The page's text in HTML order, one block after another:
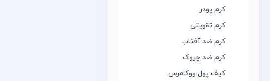
کرم پودر
کرم تقویتی
کرم ضد آفتاب
کرم ضد چروک
کیف پول ووکامرس